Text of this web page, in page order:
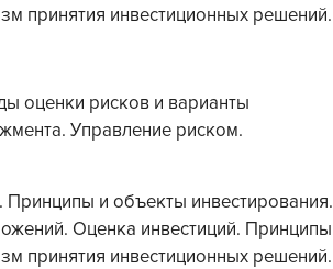
принятия инвестиционных решений.
оценки рисков и варианты
Управление риском.
Принципы и объекты инвестирования.
Оценка инвестиций. Принципы
принятия инвестиционных решений.